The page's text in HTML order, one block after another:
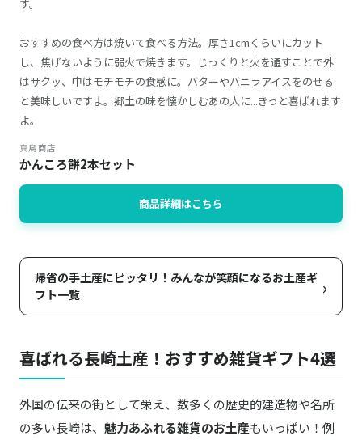
す。
おすすめの食べ方は焼いて食べる方法。厚さ1cmくらいにカット
し、焦げないように弱火で焼きます。じっくりと火を通すことで外
はサクッ、中はモチモチの食感に。バターやバニラアイスをのせる
と美味しいですよ。郷土の味を懐かしむあの人に...きっと喜ばれます
よ。
真鳥商店
かんころ餅2本セット
商品詳細はこちら
帰省の手土産にピッタリ！みんなが笑顔になるお土産ギ
フト一覧
›
喜ばれる長崎土産！おすすめ雑貨ギフト4選
外国の伝来の街として栄え、数多くの歴史的建造物や名所
の多い長崎は、 魅力あふれる雑貨のお土産もいっぱい！例